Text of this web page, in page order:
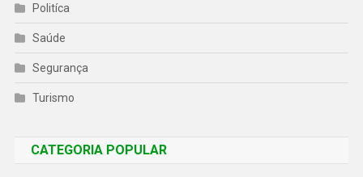
Politíca
Saúde
Segurança
Turismo
CATEGORIA POPULAR